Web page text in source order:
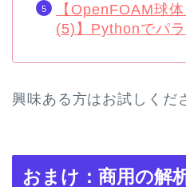
【OpenFOAM球
(5)】Pythonでパ
興味ある方はお試しくだ
おまけ：商用の解